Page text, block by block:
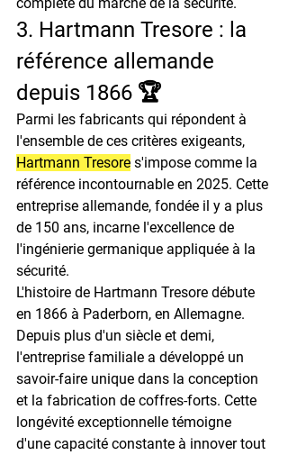
3. Hartmann Tresore : la
référence allemande
depuis 1866 🏆
Parmi les fabricants qui répondent à
l'ensemble de ces critères exigeants,
Hartmann Tresore s'impose comme la
référence incontournable en 2025. Cette
entreprise allemande, fondée il y a plus
de 150 ans, incarne l'excellence de
l'ingénierie germanique appliquée à la
sécurité.
L'histoire de Hartmann Tresore débute
en 1866 à Paderborn, en Allemagne.
Depuis plus d'un siècle et demi,
l'entreprise familiale a développé un
savoir-faire unique dans la conception
et la fabrication de coffres-forts. Cette
longévité exceptionnelle témoigne
d'une capacité constante à innover tout